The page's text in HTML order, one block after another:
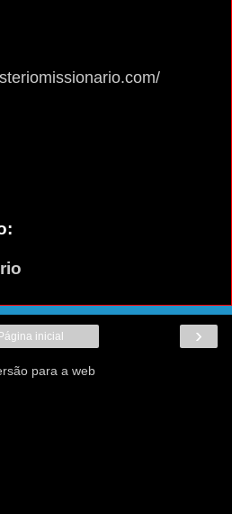
›
Página inicial
para a web